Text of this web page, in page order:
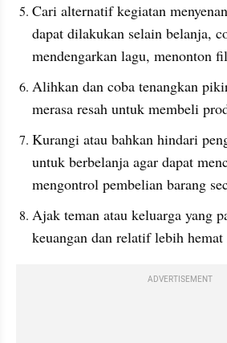
Cari alternatif kegiatan
dapat dilakukan selain belanja,
mendengarkan lagu, menonton
Alihkan dan coba tenangkan
merasa resah untuk membeli
Kurangi atau bahkan hindari
untuk berbelanja agar dapat
mengontrol pembelian barang
Ajak teman atau keluarga yang
keuangan dan relatif lebih
ADVERTISEMENT